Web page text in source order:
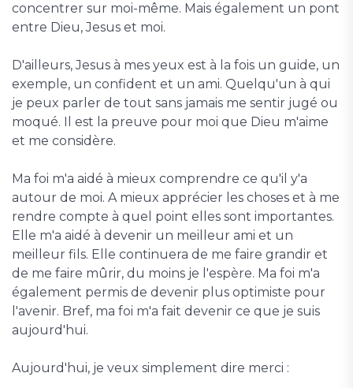
concentrer sur moi-même. Mais également un pont
entre Dieu, Jesus et moi.
D'ailleurs, Jesus à mes yeux est à la fois un guide, un
exemple, un confident et un ami. Quelqu'un à qui
je peux parler de tout sans jamais me sentir jugé ou
moqué. Il est la preuve pour moi que Dieu m'aime
et me considère.
Ma foi m'a aidé à mieux comprendre ce qu'il y'a
autour de moi. A mieux apprécier les choses et à me
rendre compte à quel point elles sont importantes.
Elle m'a aidé à devenir un meilleur ami et un
meilleur fils. Elle continuera de me faire grandir et
de me faire mûrir, du moins je l'espère. Ma foi m'a
également permis de devenir plus optimiste pour
l'avenir. Bref, ma foi m'a fait devenir ce que je suis
aujourd'hui.
Aujourd'hui, je veux simplement dire merci :